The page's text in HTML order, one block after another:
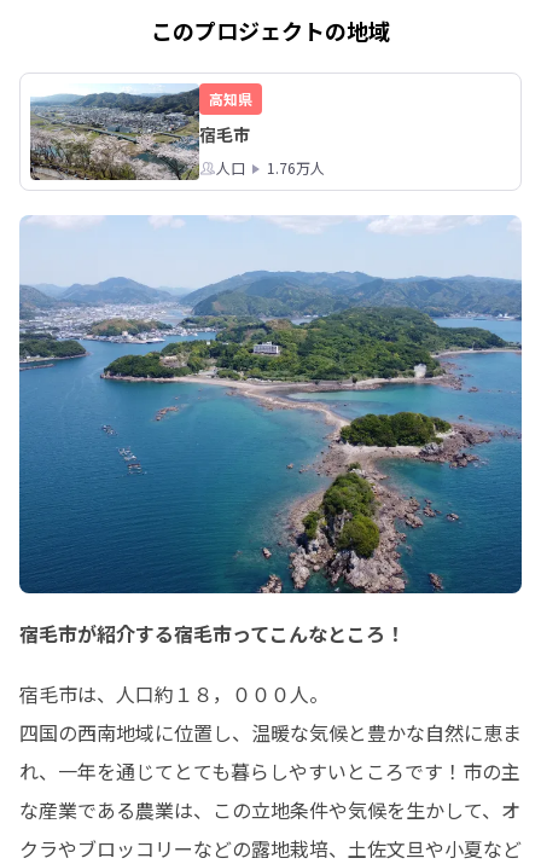
このプロジェクトの地域
高知県
宿毛市
人口 1.76万人
宿毛市が紹介する宿毛市ってこんなところ！
宿毛市は、人口約１８，０００人。
四国の西南地域に位置し、温暖な気候と豊かな自然に恵ま
れ、一年を通じてとても暮らしやすいところです！市の主
な産業である農業は、この立地条件や気候を生かして、オ
クラやブロッコリーなどの露地栽培、土佐文旦や小夏など